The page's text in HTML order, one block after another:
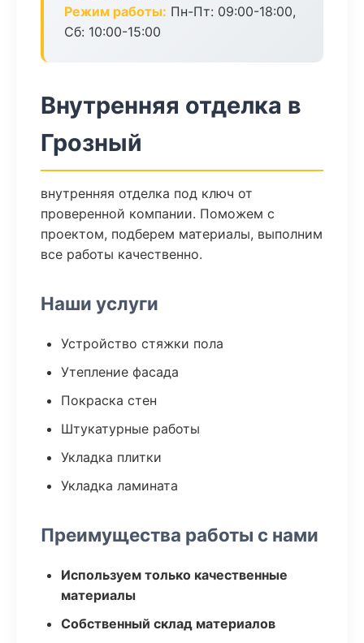
Режим работы: Пн-Пт: 09:00-18:00,
Сб: 10:00-15:00
Внутренняя отделка в
Грозный
внутренняя отделка под ключ от
проверенной компании. Поможем с
проектом, подберем материалы, выполним
все работы качественно.
Наши услуги
Устройство стяжки пола
Утепление фасада
Покраска стен
Штукатурные работы
Укладка плитки
Укладка ламината
Преимущества работы с нами
Используем только качественные
материалы
Собственный склад материалов